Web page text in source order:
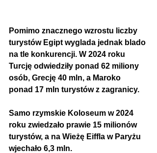
Pomimo znacznego wzrostu liczby
turystów Egipt wyglada jednak blado
na tle konkurencji. W 2024 roku
Turcję odwiedziły ponad 62 miliony
osób, Grecję 40 mln, a Maroko
ponad 17 mln turystów z zagranicy.
Samo rzymskie Koloseum w 2024
roku zwiedzało prawie 15 milionów
turystów, a na Wieżę Eiffla w Paryżu
wjechało 6,3 mln.